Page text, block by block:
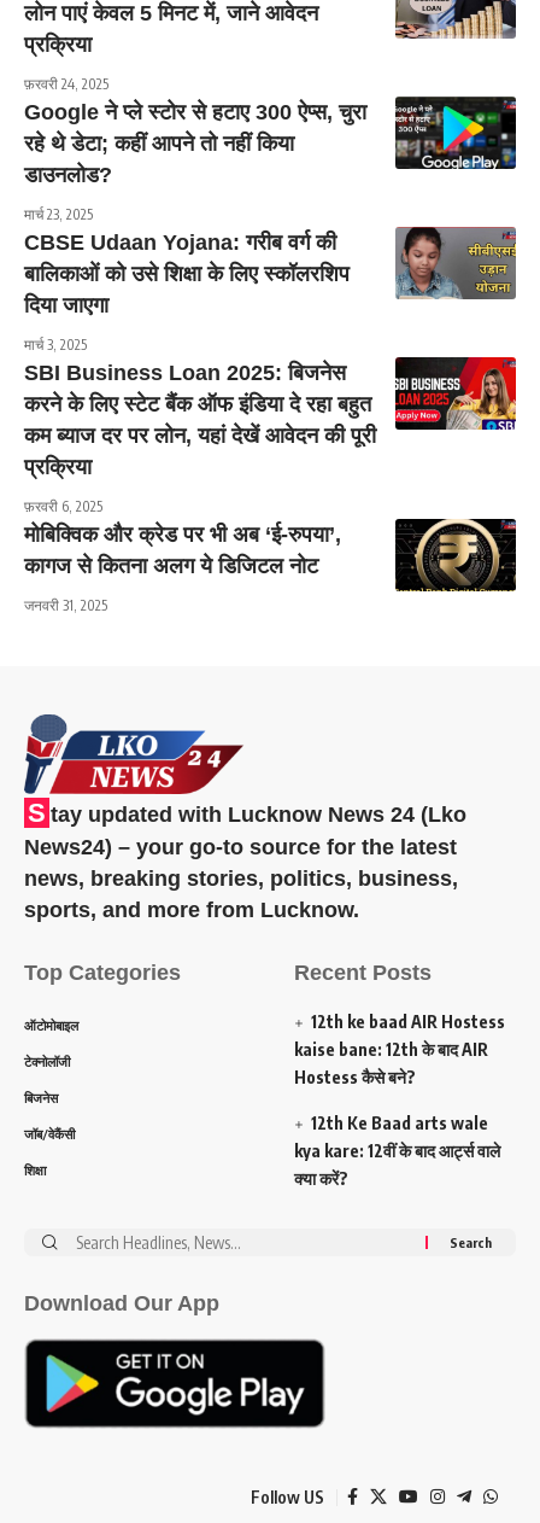
लोन पाएं केवल 5 मिनट में, जाने आवेदन
प्रक्रिया
फ़रवरी 24, 2025
Google ने प्ले स्टोर से हटाए 300 ऐप्स, चुरा
रहे थे डेटा; कहीं आपने तो नहीं किया
डाउनलोड?
मार्च 23, 2025
CBSE Udaan Yojana: गरीब वर्ग की
बालिकाओं को उसे शिक्षा के लिए स्कॉलरशिप
दिया जाएगा
मार्च 3, 2025
SBI Business Loan 2025: बिजनेस
करने के लिए स्टेट बैंक ऑफ इंडिया दे रहा बहुत
कम ब्याज दर पर लोन, यहां देखें आवेदन की पूरी
प्रक्रिया
फ़रवरी 6, 2025
मोबिक्विक और क्रेड पर भी अब ‘ई-रुपया’,
कागज से कितना अलग ये डिजिटल नोट
जनवरी 31, 2025
S tay updated with Lucknow News 24 (Lko
News24) – your go-to source for the latest
news, breaking stories, politics, business,
sports, and more from Lucknow.
Top Categories
ऑटोमोबाइल
टेक्नोलॉजी
बिजनेस
जॉब/वेकैंसी
शिक्षा
Recent Posts
12th ke baad AIR Hostess
kaise bane: 12th के बाद AIR
Hostess कैसे बने?
12th Ke Baad arts wale
kya kare: 12वीं के बाद आर्ट्स वाले
क्या करें?
Search
Download Our App
Follow US